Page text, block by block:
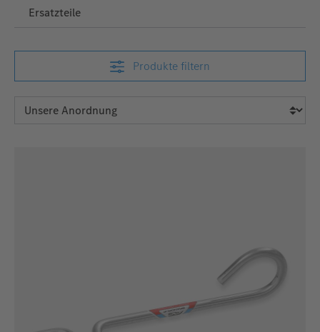
Ersatzteile
Produkte filtern